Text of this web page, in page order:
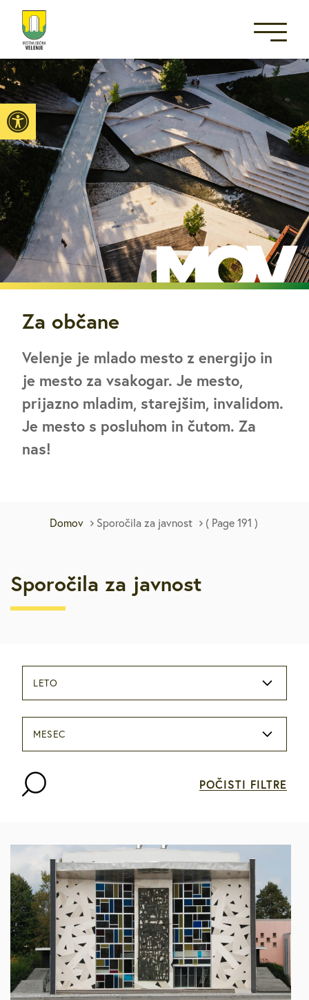
Open toolbar
Za občane
Velenje je mlado mesto z energijo in
je mesto za vsakogar. Je mesto,
prijazno mladim, starejšim, invalidom.
Je mesto s posluhom in čutom. Za
nas!
Domov Sporočila za javnost ( Page 191 )
Sporočila za javnost
LETO
MESEC
POČISTI FILTRE